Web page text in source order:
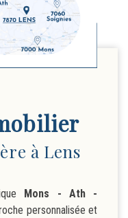
à Lens
Mons - Ath -
personnalisée et